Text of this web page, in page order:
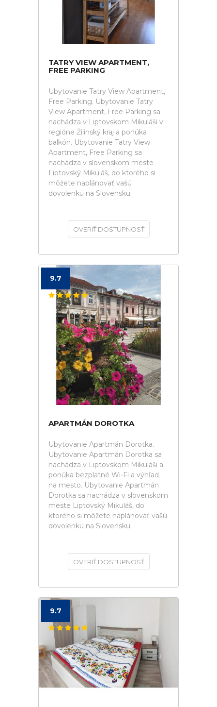
TATRY VIEW APARTMENT,
FREE PARKING
Ubytovanie Tatry View Apartment,
Free Parking. Ubytovanie Tatry
View Apartment, Free Parking sa
nachádza v Liptovskom Mikuláši v
regióne Žilinský kraj a ponúka
balkón. Ubytovanie Tatry View
Apartment, Free Parking sa
nachádza v slovenskom meste
Liptovský Mikuláš, do ktorého si
môžete naplánovať vašú
dovolenku na Slovensku.
OVERIŤ DOSTUPNOSŤ
9.7
APARTMÁN DOROTKA
Ubytovanie Apartmán Dorotka.
Ubytovanie Apartmán Dorotka sa
nachádza v Liptovskom Mikuláši a
ponúka bezplatné Wi-Fi a výhľad
na mesto. Ubytovanie Apartmán
Dorotka sa nachádza v slovenskom
meste Liptovský Mikuláš, do
ktorého si môžete naplánovať vašú
dovolenku na Slovensku.
OVERIŤ DOSTUPNOSŤ
9.7